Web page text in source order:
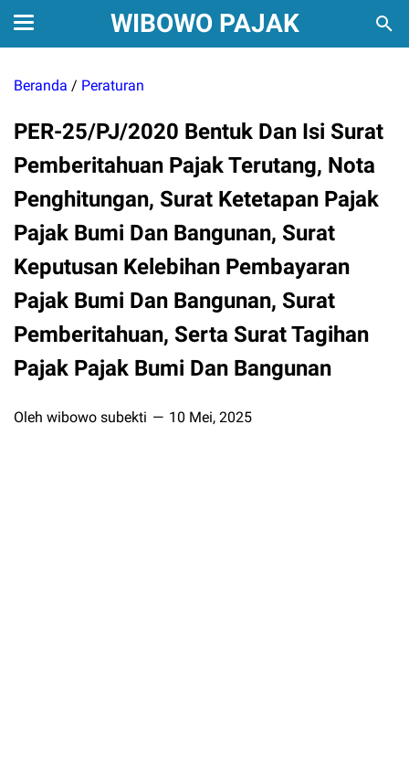
WIBOWO PAJAK
Beranda / Peraturan
PER-25/PJ/2020 Bentuk Dan Isi Surat
Pemberitahuan Pajak Terutang, Nota
Penghitungan, Surat Ketetapan Pajak
Pajak Bumi Dan Bangunan, Surat
Keputusan Kelebihan Pembayaran
Pajak Bumi Dan Bangunan, Surat
Pemberitahuan, Serta Surat Tagihan
Pajak Pajak Bumi Dan Bangunan
Oleh wibowo subekti 10 Mei, 2025